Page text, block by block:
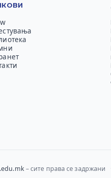
– сите права се задржани